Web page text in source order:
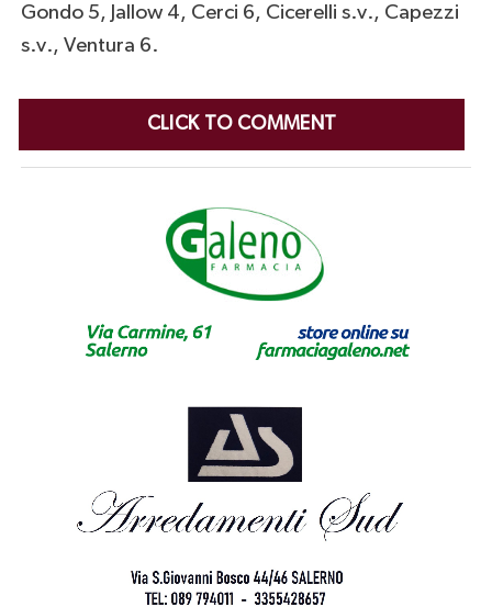
Gondo 5, Jallow 4, Cerci 6, Cicerelli s.v., Capezzi
s.v., Ventura 6.
CLICK TO COMMENT